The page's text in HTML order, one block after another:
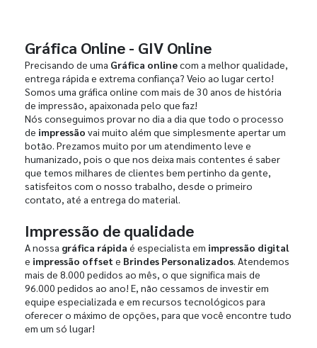
Gráfica Online - GIV Online
Precisando de uma Gráfica onlinecom a melhor qualidade,
entrega rápida e extrema confiança? Veio ao lugar certo!
Somos uma gráfica online com mais de 30 anos de história
de impressão, apaixonada pelo que faz!
Nós conseguimos provar no dia a dia que todo o processo
de impressão vai muito além que simplesmente apertar um
botão. Prezamos muito por um atendimento leve e
humanizado, pois o que nos deixa mais contentes é saber
que temos milhares de clientes bem pertinho da gente,
satisfeitos com o nosso trabalho, desde o primeiro
contato, até a entrega do material.
Impressão de qualidade
A nossa gráfica rápida é especialista em impressão digital
e impressão offset e Brindes Personalizados. Atendemos
mais de 8.000 pedidos ao mês, o que significa mais de
96.000 pedidos ao ano! E, não cessamos de investir em
equipe especializada e em recursos tecnológicos para
oferecer o máximo de opções, para que você encontre tudo
em um só lugar!